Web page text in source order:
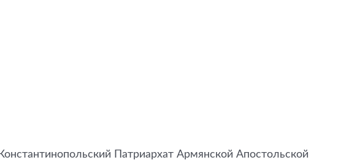
Патриархат Армянской Апостольской